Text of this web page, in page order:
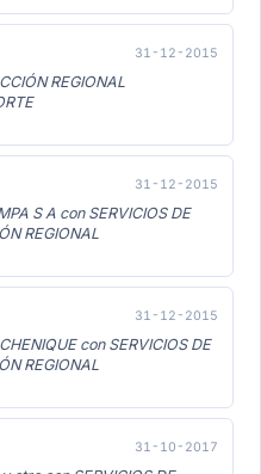
31-12-2015
REGIONAL
31-12-2015
S A con SERVICIOS DE
REGIONAL
31-12-2015
con SERVICIOS DE
REGIONAL
31-10-2017